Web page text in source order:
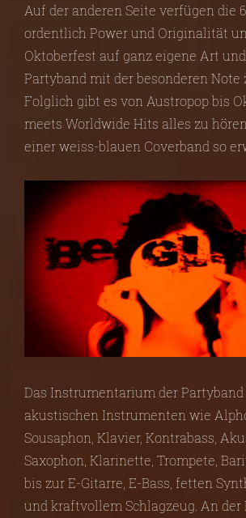
Auf der anderen Seite verfügen die
ordentlich Power und Originalität
Oktoberfest auf ganz eigene Art
Partyband mit der besonderen Note
Folglich gibt es von Austropop bis
meets Worldwide Hits alles zu
einer weiss-blauen Coverband so
Das Instrumentarium der
akustischen Instrumenten wie
Sousaphon, Klavier, Kontrabass,
Saxophon, Klarinette, Trompete,
bis zur E-Gitarre, E-Bass, fetten
und kraftvollem Schlagzeug. An der